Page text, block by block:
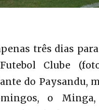
três dias
Clube
do Paysandu,
o